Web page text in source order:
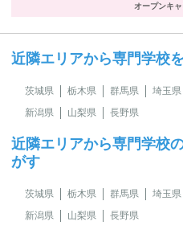
オープンキ
近隣エリアから専門学校
茨城県 栃木県 群馬県 埼玉県
新潟県
山梨県 長野県
近隣エリアから専門学校
がす
茨城県 栃木県 群馬県 埼玉県
新潟県
山梨県 長野県